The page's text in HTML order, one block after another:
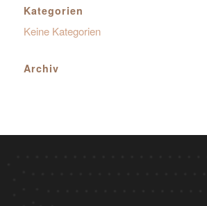
Kategorien
Keine Kategorien
Archiv